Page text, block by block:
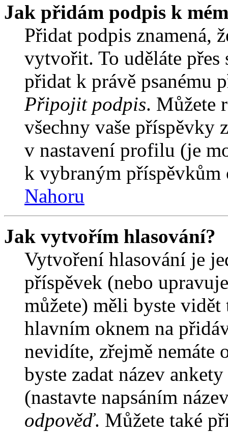
Jak přidám podpis k
Přidat podpis znamená,
vytvořit. To uděláte
přidat k právě psanému
Připojit podpis. Můžete
všechny vaše příspěvky
v nastavení profilu (je
k vybraným příspěvkům
Nahoru
Jak vytvořím hlasování?
Vytvoření hlasování je
příspěvek (nebo
můžete) měli byste
hlavním oknem na
nevidíte, zřejmě
byste zadat název
(nastavte napsáním
odpověď. Můžete také